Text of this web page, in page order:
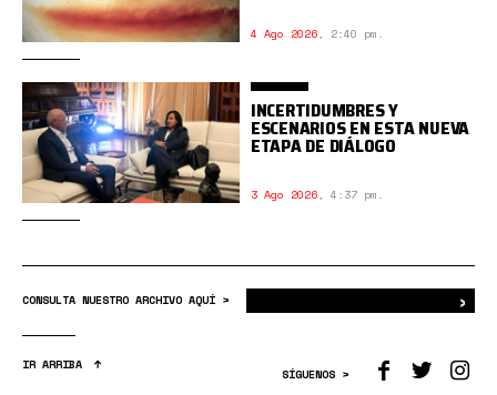
4 Ago 2026, 2:40 pm.
INCERTIDUMBRES Y
ESCENARIOS EN ESTA NUEVA
ETAPA DE DIÁLOGO
3 Ago 2026, 4:37 pm.
CONSULTA NUESTRO ARCHIVO AQUÍ > ›
IR ARRIBA
SÍGUENOS >